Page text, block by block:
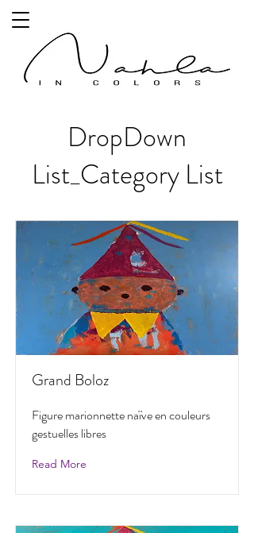
DropDown
List_Category List
Grand Boloz
Figure marionnette naïve en couleurs
gestuelles libres
Read More